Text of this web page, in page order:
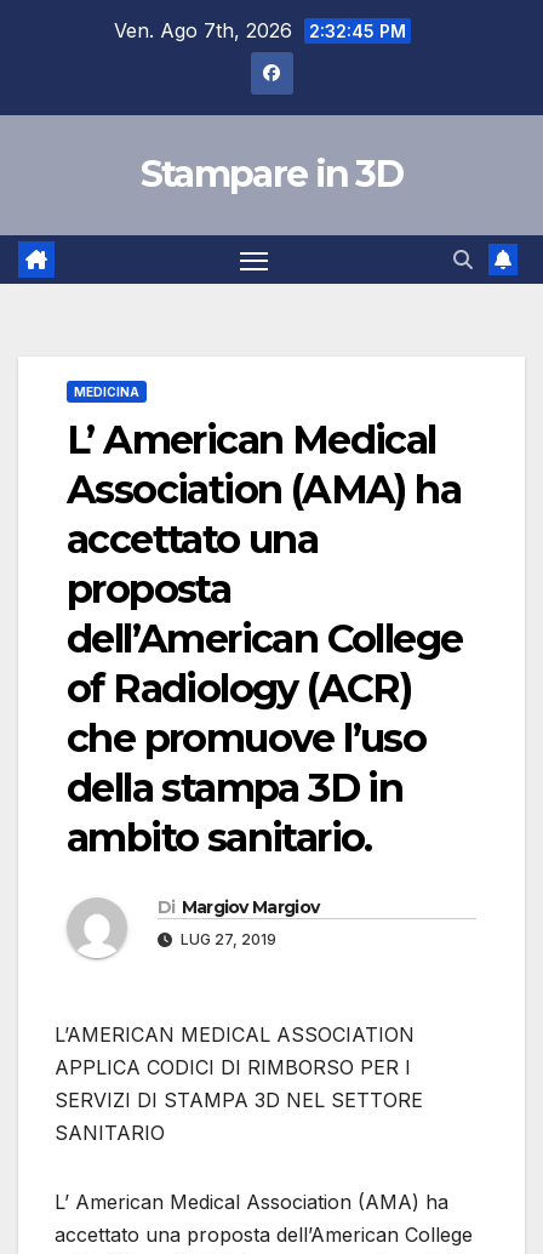
Ven. Ago 7th, 2026 2:32:46 PM
Stampare in 3D
MEDICINA
L’ American Medical
Association (AMA) ha
accettato una
proposta
dell’American College
of Radiology (ACR)
che promuove l’uso
della stampa 3D in
ambito sanitario.
Di Margiov Margiov
LUG 27, 2019
L’AMERICAN MEDICAL ASSOCIATION
APPLICA CODICI DI RIMBORSO PER I
SERVIZI DI STAMPA 3D NEL SETTORE
SANITARIO
L’ American Medical Association (AMA) ha
accettato una proposta dell’American College